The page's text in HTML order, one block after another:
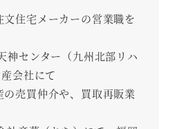
住宅メーカーの営業職を
神センター（九州北部リハ
会社にて
売買仲介や、買取再販業